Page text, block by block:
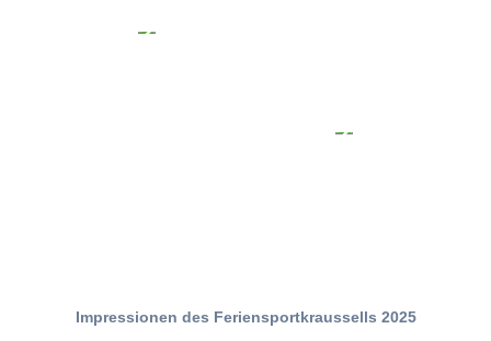
Impressionen des Feriensportkraussells 2025